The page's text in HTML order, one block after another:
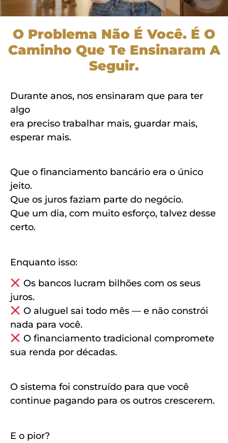
O Problema Não É Você. É O
Caminho Que Te Ensinaram A
Seguir.
Durante anos, nos ensinaram que para ter
algo
era preciso trabalhar mais, guardar mais,
esperar mais.
Que o financiamento bancário era o único
jeito.
Que os juros faziam parte do negócio.
Que um dia, com muito esforço, talvez desse
certo.
Enquanto isso:
Os bancos lucram bilhões com os seus
juros.
O aluguel sai todo mês — e não constrói
nada para você.
O financiamento tradicional compromete
sua renda por décadas.
O sistema foi construído para que você
continue pagando para os outros crescerem.
E o pior?